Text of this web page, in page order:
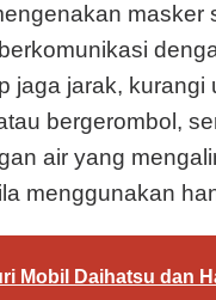
masker
jaga jarak, kurangi
bergerombol,
air yang
menggunakan
Mobil Daihatsu dan